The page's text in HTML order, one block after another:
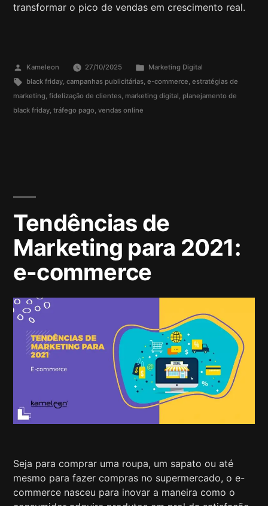
transformar o pico de vendas em crescimento real.
Kameleon 27/10/2025
Marketing Digital
black friday, campanhas publicitárias, e-commerce, estratégias de
marketing, fidelização de clientes, marketing digital, planejamento de
black friday, tráfego pago, vendas online
Tendências de
Marketing para 2021:
e-commerce
Seja para comprar uma roupa, um sapato ou até
mesmo para fazer compras no supermercado, o e-
commerce nasceu para inovar a maneira como o